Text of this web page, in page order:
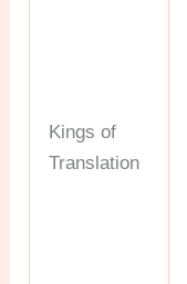
Kings of
Translation